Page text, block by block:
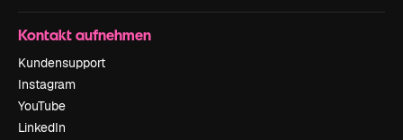
Kontakt aufnehmen
Kundensupport
Instagram
YouTube
LinkedIn